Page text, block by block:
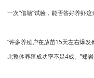
一次“借塘”试验，能否答好养虾这
“许多养殖户在放苗15天左右爆
此整体养殖成功率不足4成。”郑岩